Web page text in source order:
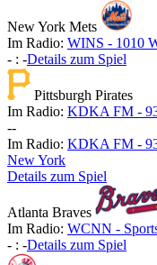
New York Mets
Im Radio: WINS - 1010
- : -Details zum Spiel
Pittsburgh Pirates
Im Radio: KDKA FM -
--
Im Radio: KDKA FM -
New York
Details zum Spiel
Atlanta Braves
Im Radio: WCNN -
- : -Details zum Spiel